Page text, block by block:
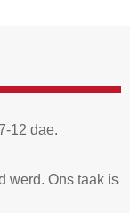
12 dae.
werd. Ons taak is